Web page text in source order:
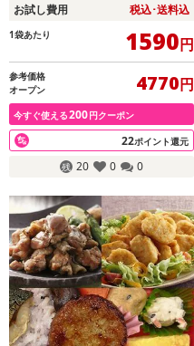
3種盛り
お試し費用 税込･送料込
1袋あたり 1590円
参考価格
オープン
4770円
今すぐ使える200円クーポン
22ポイント還元
20 0 0